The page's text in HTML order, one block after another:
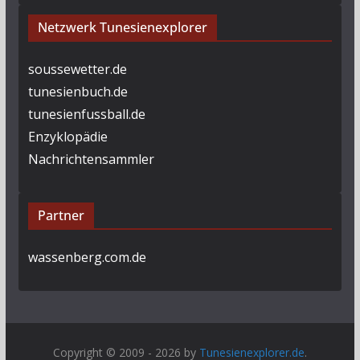
Netzwerk Tunesienexplorer
soussewetter.de
tunesienbuch.de
tunesienfussball.de
Enzyklopädie
Nachrichtensammler
Partner
wassenberg.com.de
Copyright © 2009 - 2026 by Tunesienexplorer.de.